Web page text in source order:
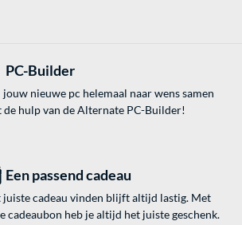
PC-Builder
jouw nieuwe pc helemaal naar wens samen
de hulp van de Alternate PC-Builder!
Een passend cadeau
juiste cadeau vinden blijft altijd lastig. Met
cadeaubon heb je altijd het juiste geschenk.